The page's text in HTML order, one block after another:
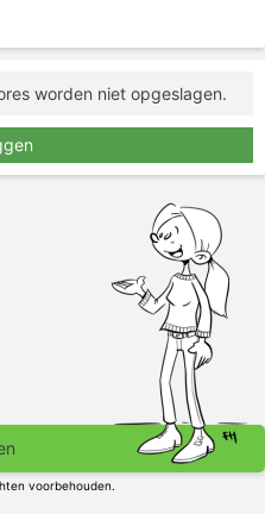
worden niet opgeslagen.
voorbehouden.